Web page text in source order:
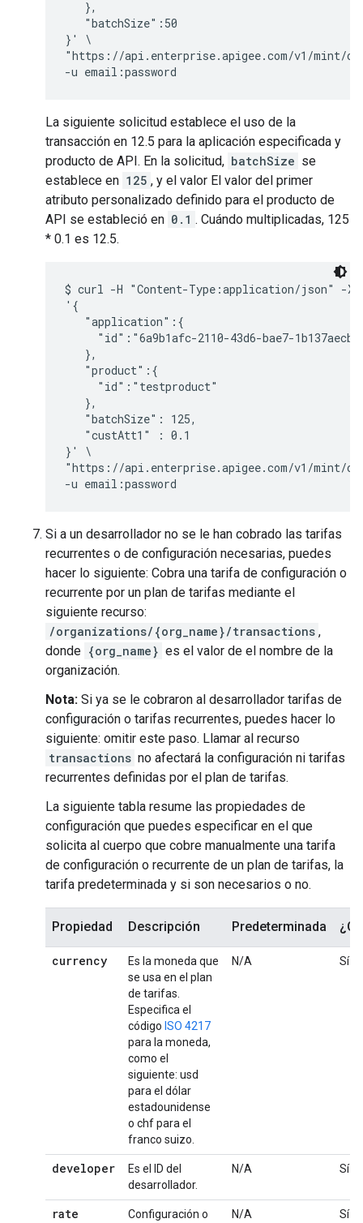
   },
   "batchSize":50
}' \
"https://api.enterprise.apigee.com/v1/mint/
La siguiente solicitud establece el uso de la
transacción en 12.5 para la aplicación especificada y
producto de API. En la solicitud, batchSize se
establece en 125 , y el valor El valor del primer
atributo personalizado definido para el producto de
API se estableció en 0.1 . Cuándo multiplicadas, 125
* 0.1 es 12.5.
$ curl -H "Content-Type:application/json" -X
'{
   "application":{
"id":"6a9b1afc-2110-43d6-bae7-
   },
   "product":{
     "id":"testproduct"
   },
   "batchSize": 125,
   "custAtt1" : 0.1
}' \
"https://api.enterprise.apigee.com/v1/mint/
Si a un desarrollador no se le han cobrado las tarifas
recurrentes o de configuración necesarias, puedes
hacer lo siguiente: Cobra una tarifa de configuración o
recurrente por un plan de tarifas mediante el
siguiente recurso:
/organizations/{org_name}/transactions ,
donde {org_name} es el valor de el nombre de la
organización.
Nota: Si ya se le cobraron al desarrollador tarifas de
configuración o tarifas recurrentes, puedes hacer lo
siguiente: omitir este paso. Llamar al recurso
transactions no afectará la configuración ni tarifas
recurrentes definidas por el plan de tarifas.
La siguiente tabla resume las propiedades de
configuración que puedes especificar en el que
solicita al cuerpo que cobre manualmente una tarifa
de configuración o recurrente de un plan de tarifas, la
tarifa predeterminada y si son necesarios o no.
Propiedad Descripción Predeterminada
currency
Es la moneda que
se usa en el plan
de tarifas.
Especifica el
código ISO 4217
para la moneda,
como el
siguiente: usd
para el dólar
estadounidense
o chf para el
franco suizo.
N/A Sí
developer
Es el ID del
desarrollador.
N/A Sí
rate
Configuración o
N/A Sí